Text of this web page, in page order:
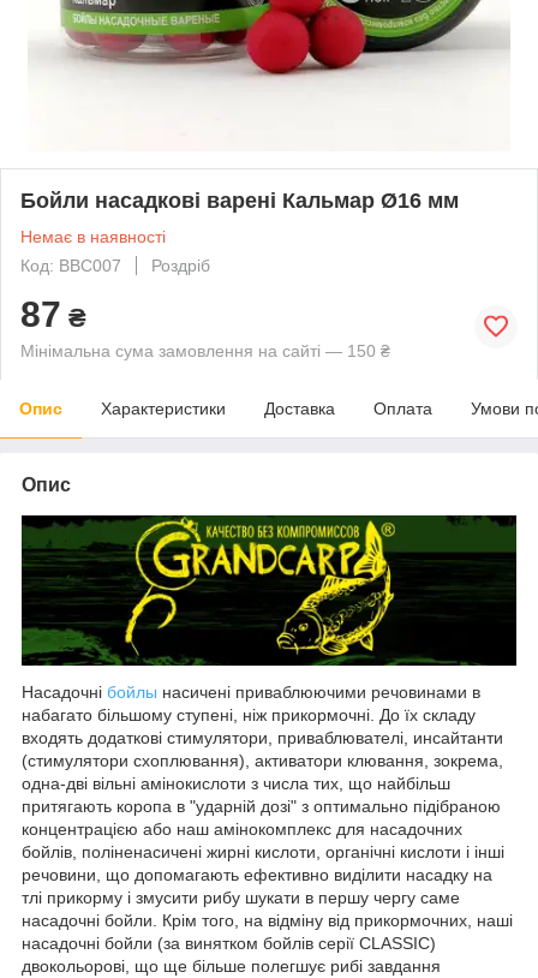
Бойли насадкові варені Кальмар Ø16 мм
Немає в наявності
Код: BBC007
Роздріб
87 ₴
Мінімальна сума замовлення на сайті — 150 ₴
Опис Характеристики Доставка Оплата Умови
Опис
Насадочні бойлы насичені приваблюючими речовинами в
набагато більшому ступені, ніж прикормочні. До їх складу
входять додаткові стимулятори, приваблювателi, инсайтанти
(стимулятори схоплювання), активатори клювання, зокрема,
одна-двi вільні амінокислоти з числа тих, що найбільш
притягають коропа в "ударній дозі" з оптимально підібраною
концентрацією або наш амінокомплекс для насадочних
бойлiв, полiненасиченi жирні кислоти, органічні кислоти і інші
речовини, що допомагають ефективно виділити насадку на
тлі прикорму і змусити рибу шукати в першу чергу саме
насадочнi бойли. Крім того, на відміну від прикормочних, наші
насадочні бойли (за винятком бойлiв серії CLASSIC)
двокольорові, що ще більше полегшує рибі завдання